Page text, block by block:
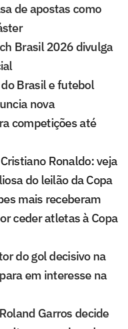
de apostas como
Brasil 2026 divulga
Brasil e futebol
nova
competições até
Ronaldo: veja
do leilão da Copa
mais receberam
ceder atletas à Copa
do gol decisivo na
em interesse na
Garros decide